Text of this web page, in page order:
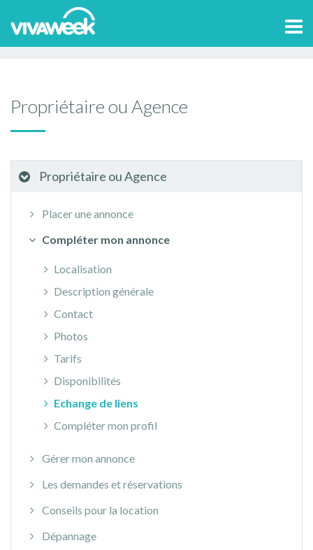
Accueil> Aide et contact
Compléter mon annonce
Propriétaire ou Agence
Propriétaire ou Agence
Placer une annonce
Compléter mon annonce
Localisation
Description générale
Contact
Photos
Tarifs
Disponibilités
Echange de liens
Compléter mon profil
Gérer mon annonce
Les demandes et réservations
Conseils pour la location
Dépannage